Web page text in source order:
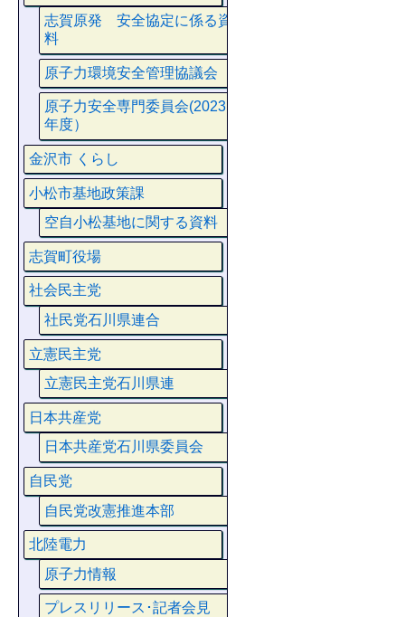
志賀原発 安全協定に係る資
料
原子力環境安全管理協議会
原子力安全専門委員会(2023
年度）
金沢市 くらし
小松市基地政策課
空自小松基地に関する資料
志賀町役場
社会民主党
社民党石川県連合
立憲民主党
立憲民主党石川県連
日本共産党
日本共産党石川県委員会
自民党
自民党改憲推進本部
北陸電力
原子力情報
プレスリリース･記者会見